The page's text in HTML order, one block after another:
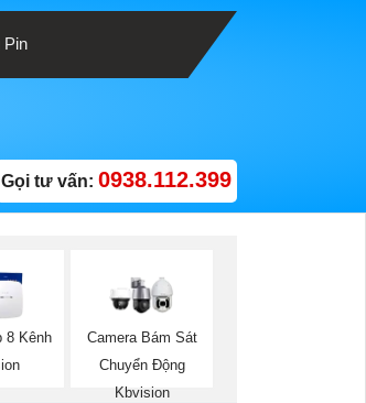
Pin
Gọi tư vấn: 0938.112.399
8 Kênh
Camera Bám Sát
Chuyển Động
Kbvision